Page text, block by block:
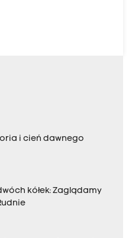
i cień dawnego
kółek: Zaglądamy